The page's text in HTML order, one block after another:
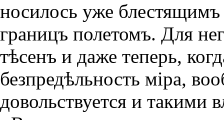
носилось уже
границъ полетомъ. Для
тѣсенъ и даже теперь,
безпредѣльность мiра,
довольствуется и такими